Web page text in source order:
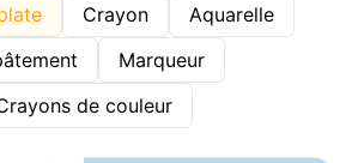
Crayon
Aquarelle
Marqueur
de couleur